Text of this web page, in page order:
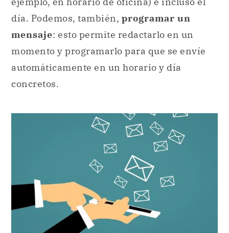
día. Podemos, también, programar un
mensaje: esto permite redactarlo en un
momento y programarlo para que se envíe
automáticamente en un horario y día
concretos.